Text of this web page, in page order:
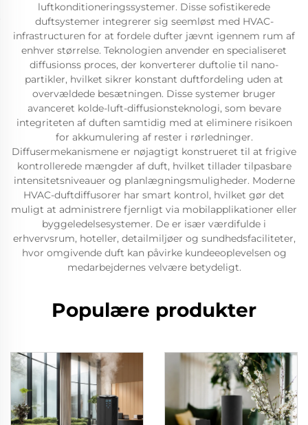
luftkonditioneringssystemer. Disse sofistikerede
duftsystemer integrerer sig seemløst med HVAC-
infrastructuren for at fordele dufter jævnt igennem rum af
enhver størrelse. Teknologien anvender en specialiseret
diffusionss proces, der konverterer duftolie til nano-
partikler, hvilket sikrer konstant duftfordeling uden at
overvældede besætningen. Disse systemer bruger
avanceret kolde-luft-diffusionsteknologi, som bevare
integriteten af duften samtidig med at eliminere risikoen
for akkumulering af rester i rørledninger.
Diffusermekanismene er nøjagtigt konstrueret til at frigive
kontrollerede mængder af duft, hvilket tillader tilpasbare
intensitetsniveauer og planlægningsmuligheder. Moderne
HVAC-duftdiffusorer har smart kontrol, hvilket gør det
muligt at administrere fjernligt via mobilapplikationer eller
byggeledelsesystemer. De er især værdifulde i
erhvervsrum, hoteller, detailmiljøer og sundhedsfaciliteter,
hvor omgivende duft kan påvirke kundeeoplevelsen og
medarbejdernes velvære betydeligt.
Populære produkter